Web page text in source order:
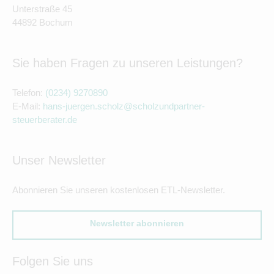
Unterstraße 45
44892 Bochum
Sie haben Fragen zu unseren Leistungen?
Telefon: (0234) 9270890
E-Mail: hans-juergen.scholz@scholzundpartner-
steuerberater.de
Unser Newsletter
Abonnieren Sie unseren kostenlosen ETL-Newsletter.
Newsletter abonnieren
Folgen Sie uns